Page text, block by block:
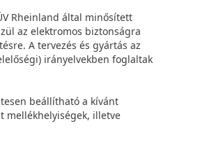
Rheinland által minősített
az elektromos biztonságra
A tervezés és gyártás az
irányelvekben foglaltak
beállítható a kívánt
mellékhelyiségek, illetve